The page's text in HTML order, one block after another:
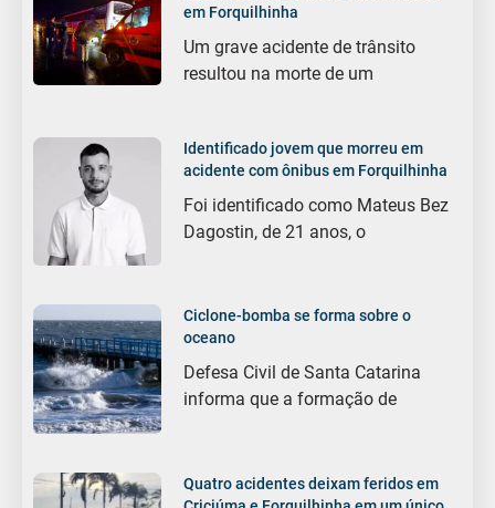
em Forquilhinha
Um grave acidente de trânsito
resultou na morte de um
Identificado jovem que morreu em
acidente com ônibus em Forquilhinha
Foi identificado como Mateus Bez
Dagostin, de 21 anos, o
Ciclone-bomba se forma sobre o
oceano
Defesa Civil de Santa Catarina
informa que a formação de
Quatro acidentes deixam feridos em